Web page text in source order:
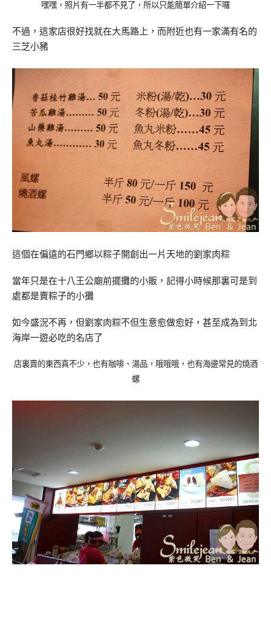
嘿嘿，照片有一半都不見了，所以只能簡單介紹一下囉
不過，這家店很好找就在大馬路上，而附近也有一家滿有名的
三芝小豬
這個在偏遠的石門鄉以粽子開創出一片天地的劉家肉粽
當年只是在十八王公廟前擺攤的小販，記得小時候那裏可是到
處都是賣粽子的小攤
如今盛況不再，但劉家肉粽不但生意愈做愈好，甚至成為到北
海岸一遊必吃的名店了
店裏賣的東西真不少，也有咖啡、湯品，哦哦哦，也有海邊常見的燒酒
螺